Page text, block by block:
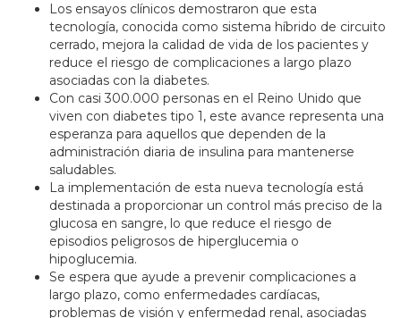
Los ensayos clínicos demostraron que esta
tecnología, conocida como sistema híbrido de circuito
cerrado, mejora la calidad de vida de los pacientes y
reduce el riesgo de complicaciones a largo plazo
asociadas con la diabetes.
Con casi 300.000 personas en el Reino Unido que
viven con diabetes tipo 1, este avance representa una
esperanza para aquellos que dependen de la
administración diaria de insulina para mantenerse
saludables.
La implementación de esta nueva tecnología está
destinada a proporcionar un control más preciso de la
glucosa en sangre, lo que reduce el riesgo de
episodios peligrosos de hiperglucemia o
hipoglucemia.
Se espera que ayude a prevenir complicaciones a
largo plazo, como enfermedades cardíacas,
problemas de visión y enfermedad renal, asociadas